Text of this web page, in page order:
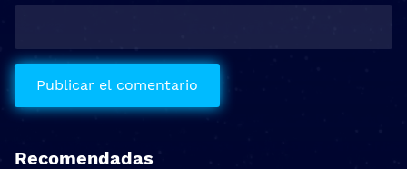
Recomendadas